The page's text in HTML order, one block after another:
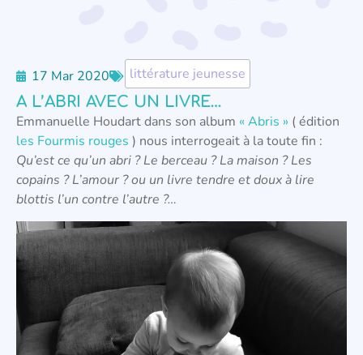
17 Mar 2020 littérature jeunesse
A L’ABRI AVEC UN LIVRE…
Emmanuelle Houdart dans son album « Abris » ( édition
les Fourmis rouges ) nous interrogeait à la toute fin :
Qu’est ce qu’un abri ? Le berceau ? La maison ? Les
copains ? L’amour ? ou un livre tendre et doux à lire
blottis l’un contre l’autre ?…